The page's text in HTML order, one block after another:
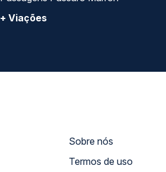
+ Viações
Sobre nós
Termos de uso